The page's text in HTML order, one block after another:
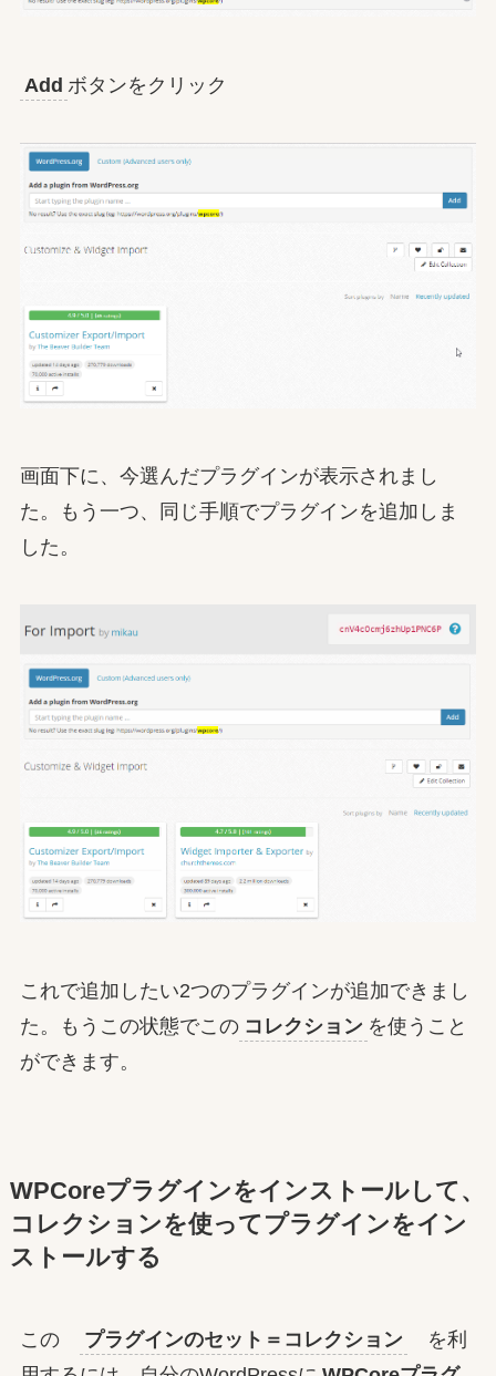
Add ボタンをクリック
画面下に、今選んだプラグインが表示されまし
た。もう一つ、同じ手順でプラグインを追加しま
した。
これで追加したい2つのプラグインが追加できまし
た。もうこの状態でこの コレクション を使うこと
ができます。
WPCoreプラグインをインストールして、
コレクションを使ってプラグインをイン
ストールする
この プラグインのセット＝コレクション
を利